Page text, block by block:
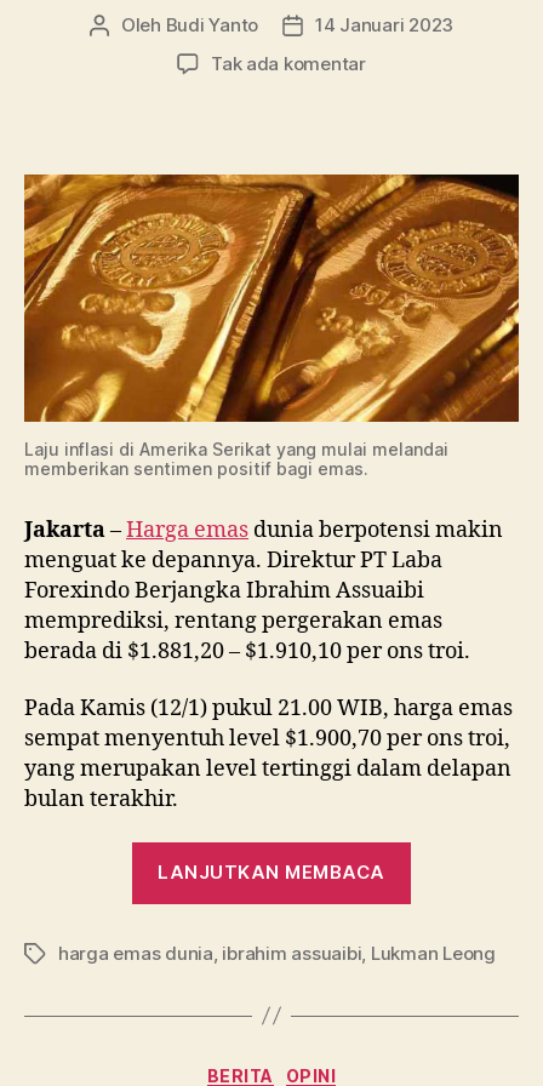
Penulis
Oleh Budi Yanto
Tanggal
14 Januari 2023
Tak ada komentarpada
Makin
Berkilau,
Ini
Sentimennya!
Laju inflasi di Amerika Serikat yang mulai melandai
memberikan sentimen positif bagi emas.
Jakarta–Harga emas dunia berpotensi makin
menguat ke depannya. Direktur PT Laba
Forexindo Berjangka Ibrahim Assuaibi
memprediksi, rentang pergerakan emas
berada di $1.881,20 – $1.910,10 per ons troi.
Pada Kamis (12/1) pukul 21.00 WIB, harga emas
sempat menyentuh level $1.900,70 per ons troi,
yang merupakan level tertinggi dalam delapan
bulan terakhir.
LANJUTKAN MEMBACA
Berpotensi
Berkilau,
Tag harga emas dunia ibrahim assuaibi Lukman Leong
Kategori
BERITA OPINI